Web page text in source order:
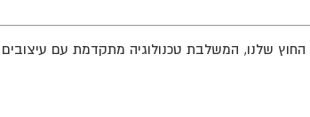
שלנו, המשלבת טכנולוגיה מתקדמת עם עיצובים